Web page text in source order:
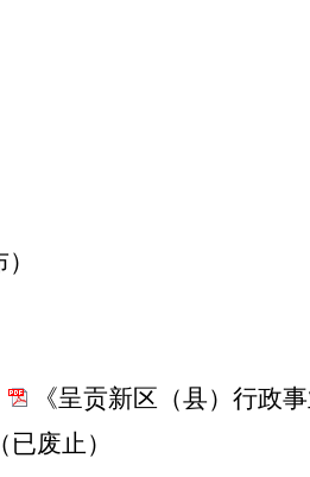
《呈贡新区（县）行政
（已废止）